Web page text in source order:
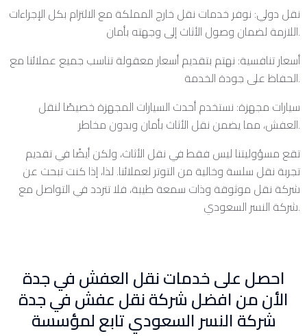
نقل دولي: نوفر خدمات نقل خارج المملكة مع الالتزام بكل الإجراءات
اللازمة لضمان وصول الأثاث إلى وجهته بأمان.
أسعار تنافسية: نهتم بتقديم أسعار معقولة تناسب جميع عملائنا مع
الحفاظ على جودة الخدمة.
سيارات مجهزة: نستخدم أحدث السيارات المجهزة خصيصًا لنقل
العفش، مما يضمن نقل الأثاث بأمان وبدون مخاطر.
تقع مسؤوليتنا ليس فقط في نقل الأثاث، ولكن أيضًا في تقديم
تجربة نقل سلسة وخالية من التوتر لعملائنا. لذا، إذا كنت تبحث عن
شركة نقل موثوقة وذات سمعة طيبة، فلا تتردد في التواصل مع
شركة النسر السعودي.
احصل على خدمات نقل العفش في جدة
الأن من افضل شركة نقل عفش في جدة
شركة النسر السعودي تابع لمؤسسة